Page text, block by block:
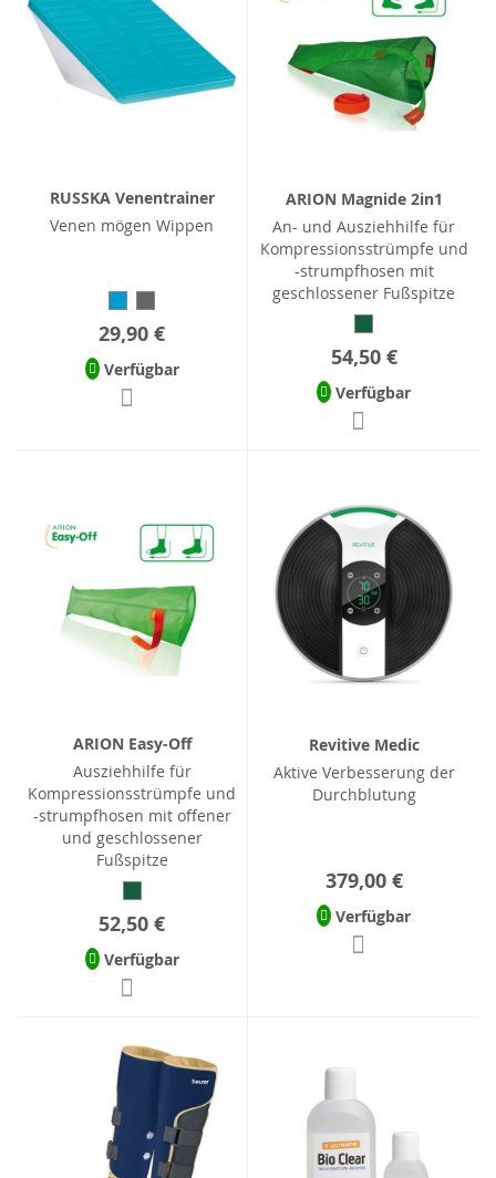
RUSSKA Venentrainer
Venen mögen Wippen
29,90 €
Verfügbar
ARION Magnide 2in1
An- und Ausziehhilfe für
Kompressionsstrümpfe und
-strumpfhosen mit
geschlossener Fußspitze
54,50 €
Verfügbar
ARION Easy-Off
Ausziehhilfe für
Kompressionsstrümpfe und
-strumpfhosen mit offener
und geschlossener
Fußspitze
52,50 €
Verfügbar
Revitive Medic
Aktive Verbesserung der
Durchblutung
379,00 €
Verfügbar